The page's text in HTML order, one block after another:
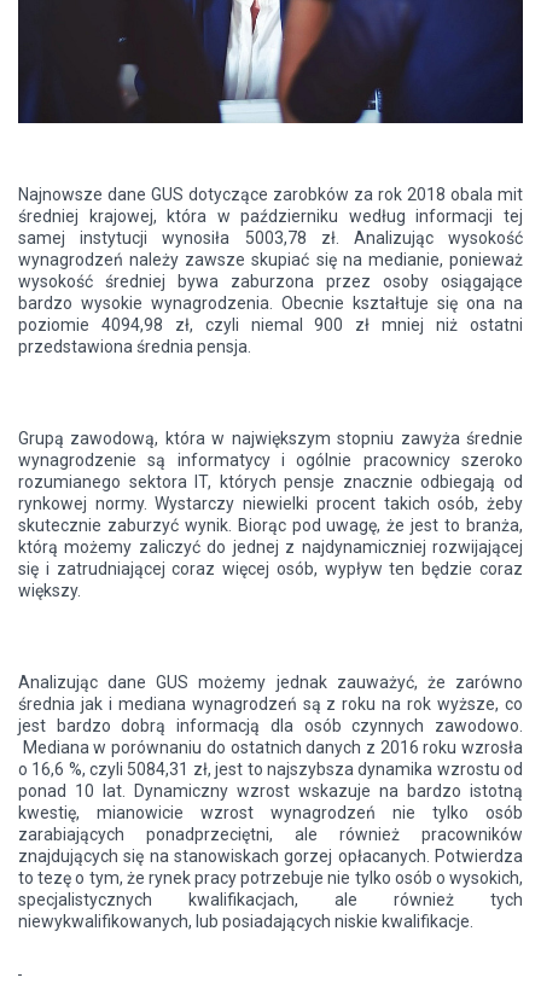
Najnowsze dane GUS dotyczące zarobków za rok 2018 obala mit
średniej krajowej, która w październiku według informacji tej
samej instytucji wynosiła 5003,78 zł. Analizując wysokość
wynagrodzeń należy zawsze skupiać się na medianie, ponieważ
wysokość średniej bywa zaburzona przez osoby osiągające
bardzo wysokie wynagrodzenia. Obecnie kształtuje się ona na
poziomie 4094,98 zł, czyli niemal 900 zł mniej niż ostatni
przedstawiona średnia pensja.
Grupą zawodową, która w największym stopniu zawyża średnie
wynagrodzenie są informatycy i ogólnie pracownicy szeroko
rozumianego sektora IT, których pensje znacznie odbiegają od
rynkowej normy. Wystarczy niewielki procent takich osób, żeby
skutecznie zaburzyć wynik. Biorąc pod uwagę, że jest to branża,
którą możemy zaliczyć do jednej z najdynamiczniej rozwijającej
się i zatrudniającej coraz więcej osób, wypływ ten będzie coraz
większy.
Analizując dane GUS możemy jednak zauważyć, że zarówno
średnia jak i mediana wynagrodzeń są z roku na rok wyższe, co
jest bardzo dobrą informacją dla osób czynnych zawodowo.
Mediana w porównaniu do ostatnich danych z 2016 roku wzrosła
o 16,6 %, czyli 5084,31 zł, jest to najszybsza dynamika wzrostu od
ponad 10 lat. Dynamiczny wzrost wskazuje na bardzo istotną
kwestię, mianowicie wzrost wynagrodzeń nie tylko osób
zarabiających ponadprzeciętni, ale również pracowników
znajdujących się na stanowiskach gorzej opłacanych. Potwierdza
to tezę o tym, że rynek pracy potrzebuje nie tylko osób o wysokich,
specjalistycznych kwalifikacjach, ale również tych
niewykwalifikowanych, lub posiadających niskie kwalifikacje.